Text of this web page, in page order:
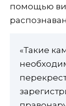
помощью
«Такие